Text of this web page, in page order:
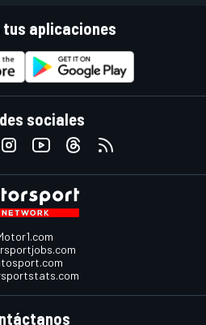
tus aplicaciones
sociales